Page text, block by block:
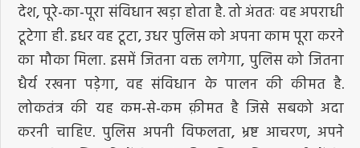
देश, पूरे-का-पूरा संविधान खड़ा होता है. तो अंततः वह अपराधी
टूटेगा ही. इधर वह टूटा, उधर पुलिस को अपना काम पूरा करने
का मौका मिला. इसमें जितना वक्त लगेगा, पुलिस को जितना
धैर्य रखना पड़ेगा, वह संविधान के पालन की कीमत है.
लोकतंत्र की यह कम-से-कम क़ीमत है जिसे सबको अदा
करनी चाहिए. पुलिस अपनी विफलता, भ्रष्ट आचरण, अपने